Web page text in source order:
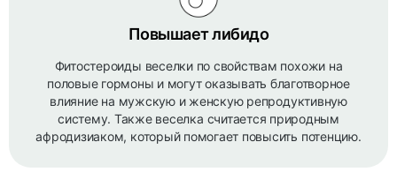
Повышает либидо
Фитостероиды веселки по свойствам похожи на
половые гормоны и могут оказывать благотворное
влияние на мужскую и женскую репродуктивную
систему. Также веселка считается природным
афродизиаком, который помогает повысить потенцию.